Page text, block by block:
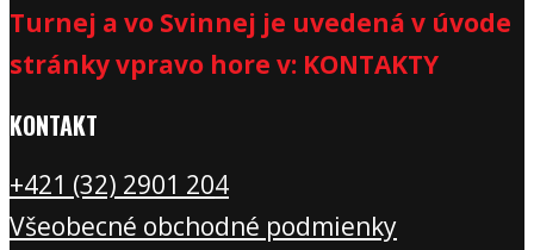
Turnej a vo Svinnej je uvedená v úvode
stránky vpravo hore v: KONTAKTY
KONTAKT
+421 (32) 2901 204
Všeobecné obchodné podmienky